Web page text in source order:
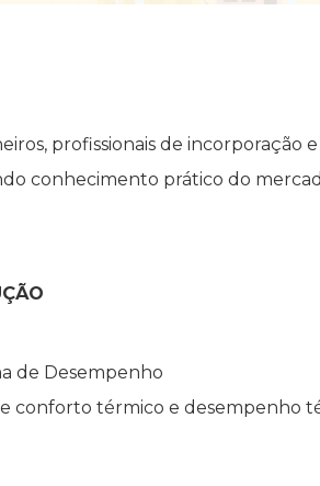
profissionais de
conhecimento prático do
de Desempenho
conforto térmico e desempenho